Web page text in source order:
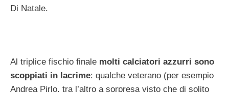
Di Natale.
Al triplice fischio finale molti calciatori azzurri sono
scoppiati in lacrime: qualche veterano (per esempio
Andrea Pirlo, tra l’altro a sorpresa visto che di solito